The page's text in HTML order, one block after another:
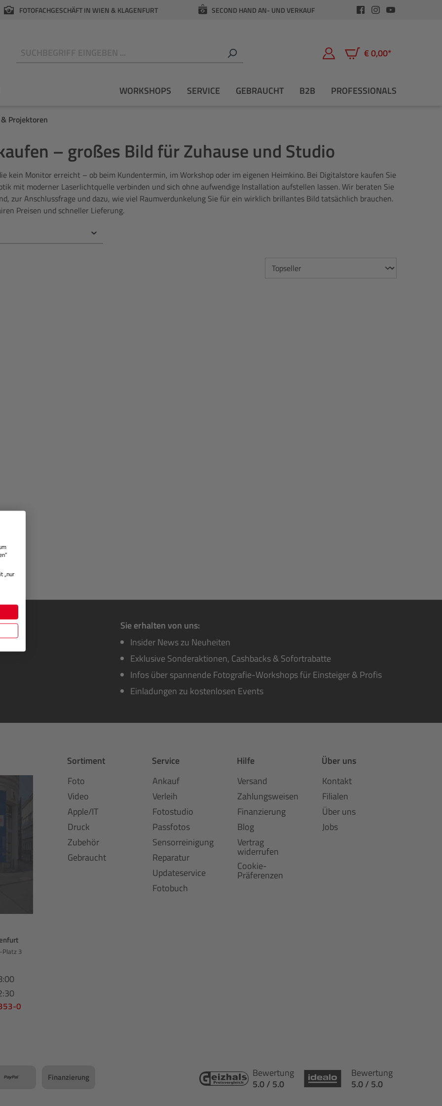
FOTOFACHGESCHÄFT IN WIEN & KLAGENFURT SECOND HAND AN- UND VERKAUF
€ 0,00*
Warenkorb enthält 0
WORKSHOPS SERVICE GEBRAUCHT B2B PROFESSIONALS
Projektoren
– großes Bild für Zuhause und Studio
kein Monitor erreicht – ob beim Kundentermin, im Workshop oder im eigenen Heimkino. Bei Digitalstore kaufen Sie
mit moderner Laserlichtquelle verbinden und sich ohne aufwendige Installation aufstellen lassen. Wir beraten Sie
zur Anschlussfrage und dazu, wie viel Raumverdunkelung Sie für ein wirklich brillantes Bild tatsächlich brauchen.
Preisen und schneller Lieferung.
Sie erhalten von uns:
Insider News zu Neuheiten
Exklusive Sonderaktionen, Cashbacks & Sofortrabatte
Infos über spannende Fotografie-Workshops für Einsteiger & Profis
Einladungen zu kostenlosen Events
Platz 3
0
Sortiment
Foto
Video
Apple/IT
Druck
Zubehör
Gebraucht
Service
Ankauf
Verleih
Fotostudio
Passfotos
Sensorreinigung
Reparatur
Updateservice
Fotobuch
Hilfe
Versand
Zahlungsweisen
Finanzierung
Blog
Vertrag
widerrufen
Cookie-
Präferenzen
Über uns
Kontakt
Filialen
Über uns
Jobs
Finanzierung
Bewertung
5.0 / 5.0
Bewertung
5.0 / 5.0
„nur